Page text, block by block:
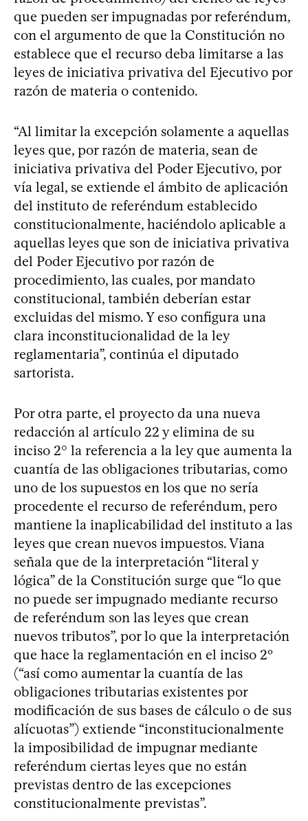
que pueden ser impugnadas por referéndum,
con el argumento de que la Constitución no
establece que el recurso deba limitarse a las
leyes de iniciativa privativa del Ejecutivo por
razón de materia o contenido.
“Al limitar la excepción solamente a aquellas
leyes que, por razón de materia, sean de
iniciativa privativa del Poder Ejecutivo, por
vía legal, se extiende el ámbito de aplicación
del instituto de referéndum establecido
constitucionalmente, haciéndolo aplicable a
aquellas leyes que son de iniciativa privativa
del Poder Ejecutivo por razón de
procedimiento, las cuales, por mandato
constitucional, también deberían estar
excluidas del mismo. Y eso configura una
clara inconstitucionalidad de la ley
reglamentaria”, continúa el diputado
sartorista.
Por otra parte, el proyecto da una nueva
redacción al artículo 22 y elimina de su
inciso 2° la referencia a la ley que aumenta la
cuantía de las obligaciones tributarias, como
uno de los supuestos en los que no sería
procedente el recurso de referéndum, pero
mantiene la inaplicabilidad del instituto a las
leyes que crean nuevos impuestos. Viana
señala que de la interpretación “literal y
lógica” de la Constitución surge que “lo que
no puede ser impugnado mediante recurso
de referéndum son las leyes que crean
nuevos tributos”, por lo que la interpretación
que hace la reglamentación en el inciso 2º
(“así como aumentar la cuantía de las
obligaciones tributarias existentes por
modificación de sus bases de cálculo o de sus
alícuotas”) extiende “inconstitucionalmente
la imposibilidad de impugnar mediante
referéndum ciertas leyes que no están
previstas dentro de las excepciones
constitucionalmente previstas”.